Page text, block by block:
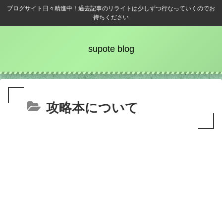
ブログサイト日々精進中！過去記事のリライトは少しずつ行なっていくのでお
待ちください
supote blog
攻略本について